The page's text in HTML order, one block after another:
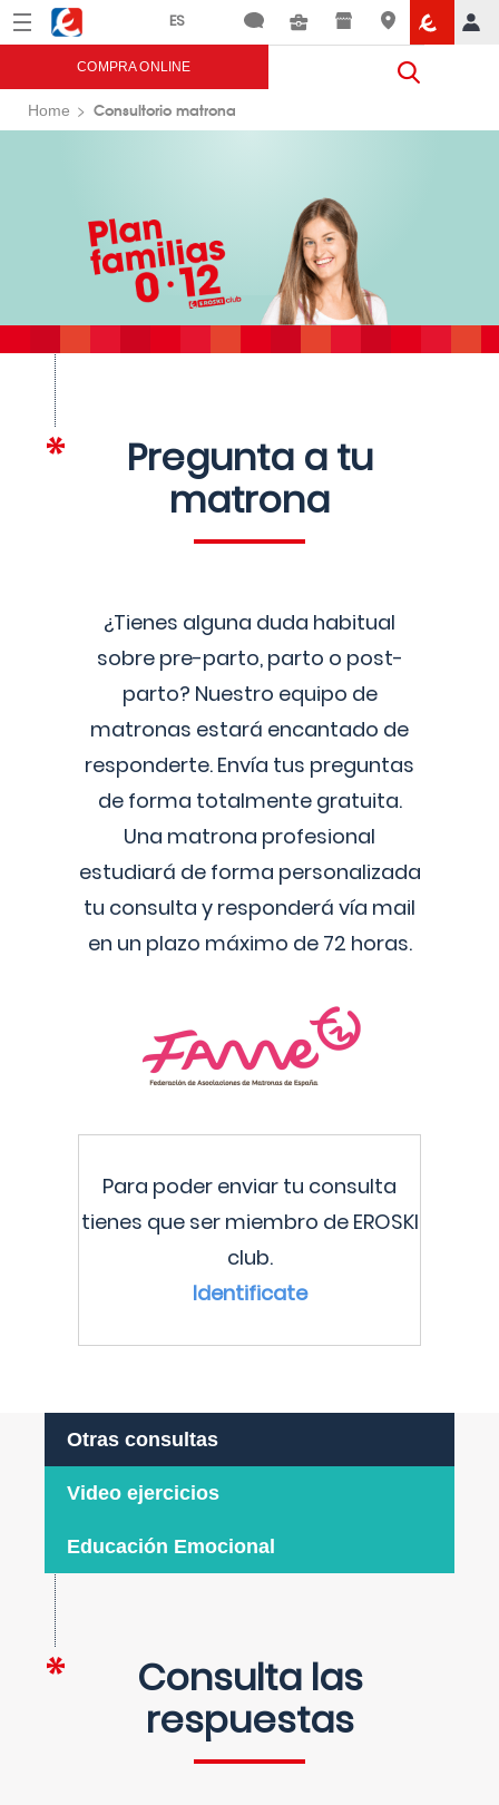
Menú Eroski
COMPRA ONLINE
Home Consultorio matrona
Pregunta a tu
matrona
¿Tienes alguna duda habitual
sobre pre-parto, parto o post-
parto? Nuestro equipo de
matronas estará encantado de
responderte. Envía tus preguntas
de forma totalmente gratuita.
Una matrona profesional
estudiará de forma personalizada
tu consulta y responderá vía mail
en un plazo máximo de 72 horas.
Para poder enviar tu consulta
tienes que ser miembro de EROSKI
club.
Identificate
Otras consultas
Video ejercicios
Educación Emocional
Consulta las
respuestas